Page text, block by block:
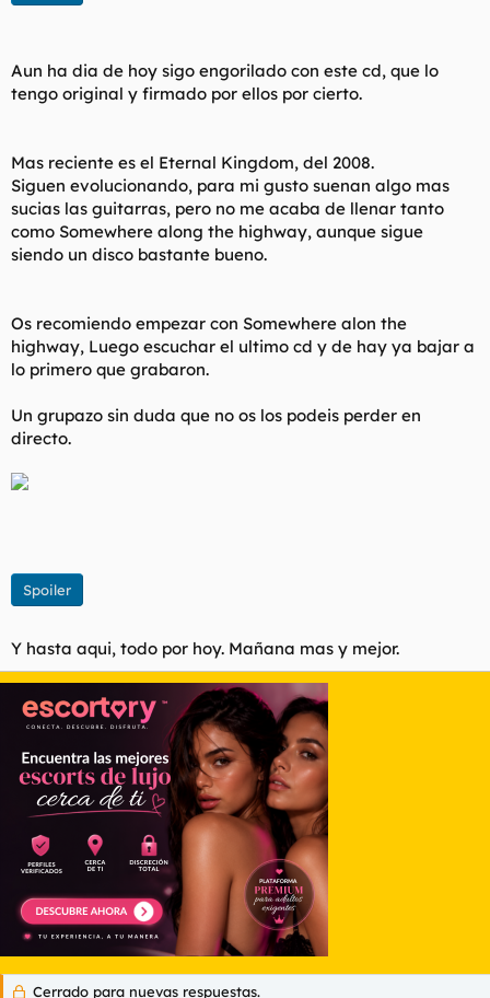
Aun ha dia de hoy sigo engorilado con este cd, que lo
tengo original y firmado por ellos por cierto.
Mas reciente es el Eternal Kingdom, del 2008.
Siguen evolucionando, para mi gusto suenan algo mas
sucias las guitarras, pero no me acaba de llenar tanto
como Somewhere along the highway, aunque sigue
siendo un disco bastante bueno.
Os recomiendo empezar con Somewhere alon the
highway, Luego escuchar el ultimo cd y de hay ya bajar a
lo primero que grabaron.
Un grupazo sin duda que no os los podeis perder en
directo.
Spoiler
Y hasta aqui, todo por hoy. Mañana mas y mejor.
Cerrado para nuevas respuestas.